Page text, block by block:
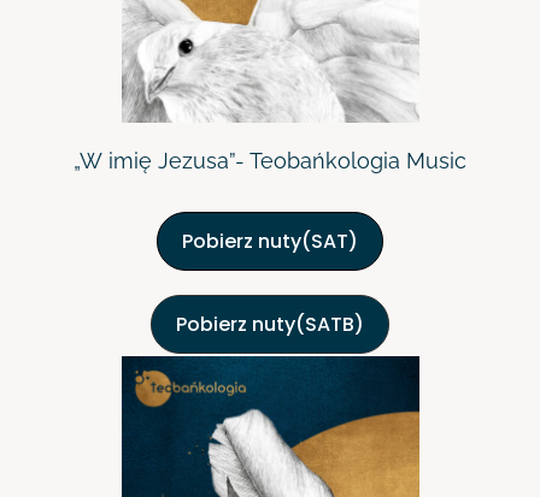
„W imię Jezusa”- Teobańkologia Music
Pobierz nuty(SAT)
Pobierz nuty(SATB)